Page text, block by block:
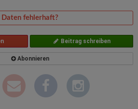
Daten fehlerhaft?
Beitrag schreiben
Abonnieren